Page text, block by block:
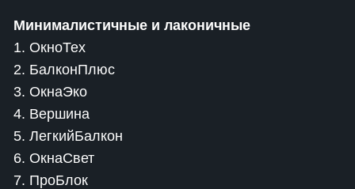
Минималистичные и лаконичные
1. ОкноТех
2. БалконПлюс
3. ОкнаЭко
4. Вершина
5. ЛегкийБалкон
6. ОкнаСвет
7. ПроБлок